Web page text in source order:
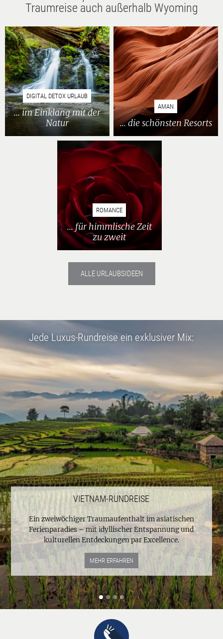
Traumreise auch außerhalb Wyoming
DIGITAL DETOX URLAUB
... im Einklang mit der
Natur
AMAN
... die schönsten Resorts
ROMANCE
... für himmlische Zeit
zu zweit
ALLE URLAUBSIDEEN
VIETNAM-RUNDREISE
Ein zweiwöchiger Traumaufenthalt im asiatischen
Ferienparadies – mit idyllischer Entspannung und
kulturellen Entdeckungen par Excellence.
MEHR ERFAHREN
Jede Luxus-Rundreise ein exklusiver Mix: